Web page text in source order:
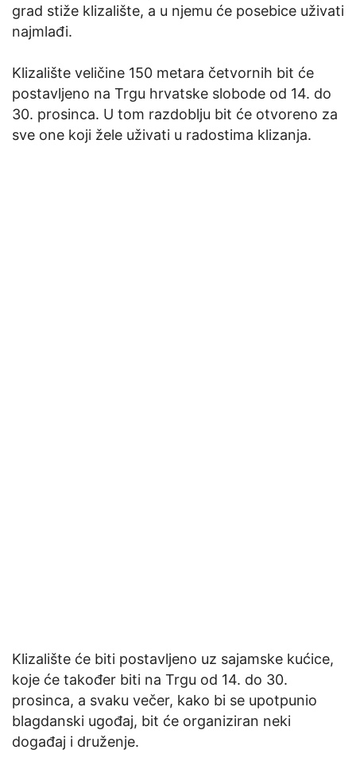
grad stiže klizalište, a u njemu će posebice uživati
najmlađi.
Klizalište veličine 150 metara četvornih bit će
postavljeno na Trgu hrvatske slobode od 14. do
30. prosinca. U tom razdoblju bit će otvoreno za
sve one koji žele uživati u radostima klizanja.
Klizalište će biti postavljeno uz sajamske kućice,
koje će također biti na Trgu od 14. do 30.
prosinca, a svaku večer, kako bi se upotpunio
blagdanski ugođaj, bit će organiziran neki
događaj i druženje.